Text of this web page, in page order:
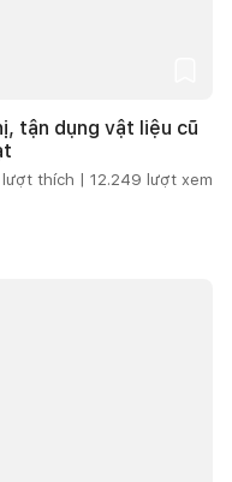
tận dụng vật liệu cũ
lượt thích | 12.249 lượt xem